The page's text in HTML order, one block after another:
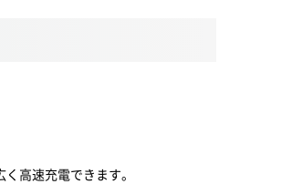
高速充電できます。